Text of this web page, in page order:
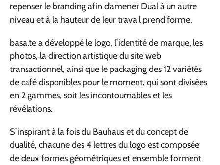
repenser le branding afin d’amener Dual à un autre
niveau et à la hauteur de leur travail prend forme.
basalte a développé le logo, l’identité de marque, les
photos, la direction artistique du site web
transactionnel, ainsi que le packaging des 12 variétés
de café disponibles pour le moment, qui sont divisées
en 2 gammes, soit les incontournables et les
révélations.
S’inspirant à la fois du Bauhaus et du concept de
dualité, chacune des 4 lettres du logo est composée
de deux formes géométriques et ensemble forment